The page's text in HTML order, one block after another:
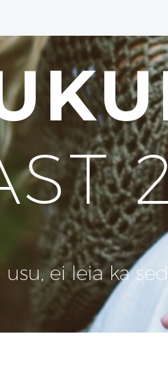
ei leia ka